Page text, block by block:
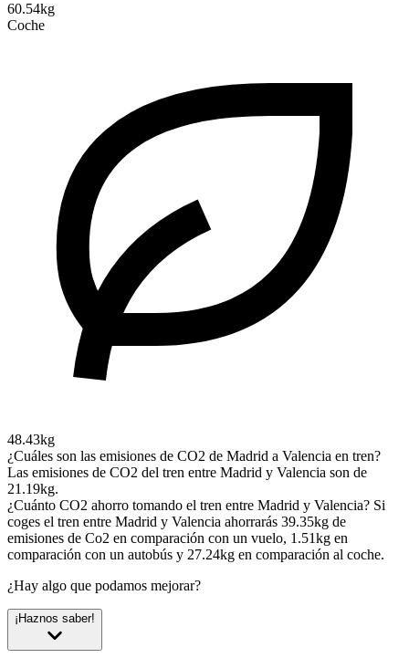
60.54kg
Coche
48.43kg
¿Cuáles son las emisiones de CO2 de Madrid a Valencia en tren?
Las emisiones de CO2 del tren entre Madrid y Valencia son de
21.19kg.
¿Cuánto CO2 ahorro tomando el tren entre Madrid y Valencia? Si
coges el tren entre Madrid y Valencia ahorrarás 39.35kg de
emisiones de Co2 en comparación con un vuelo, 1.51kg en
comparación con un autobús y 27.24kg en comparación al coche.
¿Hay algo que podamos mejorar?
¡Haznos saber!